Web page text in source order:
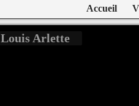
Accueil
Louis Arlette